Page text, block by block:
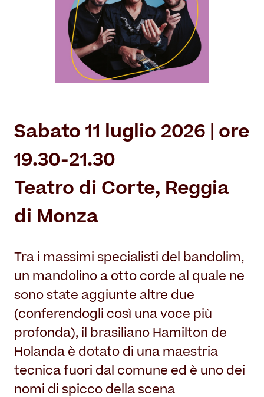
Museo per tutti
Land Art
Le Stagioni del Parco
Enti ospitati
Dove mangiare
Accessibilità
Il Consorzio
Chi siamo
Amministrazione trasparente
Contatti
Masterplan
Organizza il tuo evento
Matrimoni in Villa Reale
Location film
Parco
Orangerie
Sabato 11 luglio 2026 | ore
19.30-21.30
Teatro di Corte, Reggia
di Monza
Tra i massimi specialisti del bandolim,
un mandolino a otto corde al quale ne
sono state aggiunte altre due
(conferendogli così una voce più
profonda), il brasiliano Hamilton de
Holanda è dotato di una maestria
tecnica fuori dal comune ed è uno dei
nomi di spicco della scena